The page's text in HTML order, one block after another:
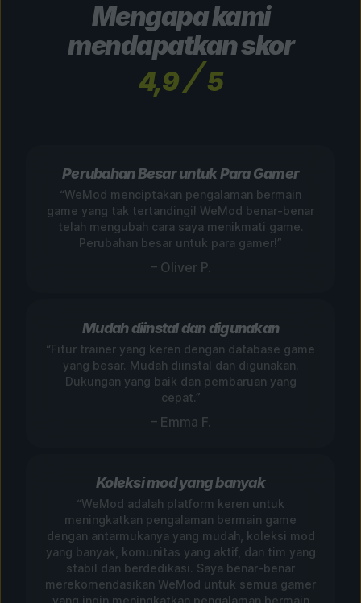
Mengapa kami
mendapatkan skor
4,9
5
Perubahan Besar untuk Para Gamer
“WeMod menciptakan pengalaman bermain
game yang tak tertandingi! WeMod benar-benar
telah mengubah cara saya menikmati game.
Perubahan besar untuk para gamer!”
– Oliver P.
Mudah diinstal dan digunakan
“Fitur trainer yang keren dengan database game
yang besar. Mudah diinstal dan digunakan.
Dukungan yang baik dan pembaruan yang
cepat.”
– Emma F.
Koleksi mod yang banyak
“WeMod adalah platform keren untuk
meningkatkan pengalaman bermain game
dengan antarmukanya yang mudah, koleksi mod
yang banyak, komunitas yang aktif, dan tim yang
stabil dan berdedikasi. Saya benar-benar
merekomendasikan WeMod untuk semua gamer
yang ingin meningkatkan pengalaman bermain